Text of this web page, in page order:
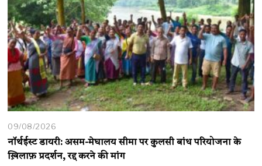
09/08/2026
नॉर्थईस्ट डायरी: असम-मेघालय सीमा पर कुलसी बांध परियोजना के
ख़िलाफ़ प्रदर्शन, रद्द करने की मांग